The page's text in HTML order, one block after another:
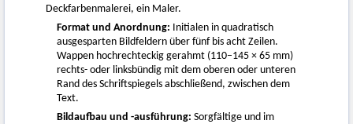
Deckfarbenmalerei, ein Maler.
Format und Anordnung: Initialen in quadratisch
ausgesparten Bildfeldern über fünf bis acht Zeilen.
Wappen hochrechteckig gerahmt (110–145 × 65 mm)
rechts- oder linksbündig mit dem oberen oder unteren
Rand des Schriftspiegels abschließend, zwischen dem
Text.
Bildaufbau und -ausführung: Sorgfältige und im